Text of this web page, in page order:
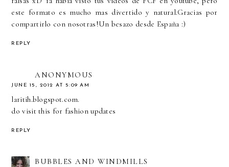
este formato es mucho mas divertido y natural.Gracias por
compartirlo con nosotras!Un besazo desde España :)
REPLY
ANONYMOUS
JUNE 15, 2012 AT 5:09 AM
laritih.blogspot.com.
do visit this for fashion updates
REPLY
BUBBLES AND WINDMILLS